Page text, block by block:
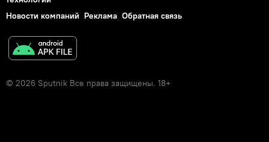
Новости компаний Реклама Обратная связь
© 2026 Sputnik Все права защищены. 18+